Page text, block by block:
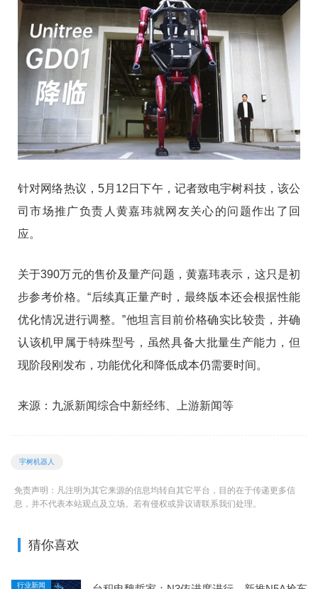
针对网络热议，5月12日下午，记者致电宇树科技，该公
司市场推广负责人黄嘉玮就网友关心的问题作出了回
应。
关于390万元的售价及量产问题，黄嘉玮表示，这只是初
步参考价格。“后续真正量产时，最终版本还会根据性能
优化情况进行调整。”他坦言目前价格确实比较贵，并确
认该机甲属于特殊型号，虽然具备大批量生产能力，但
现阶段刚发布，功能优化和降低成本仍需要时间。
来源：九派新闻综合中新经纬、上游新闻等
宇树机器人
免责声明：凡注明为其它来源的信息均转自其它平台，目的在于传递更多信
息，并不代表本站观点及立场。若有侵权或异议请联系我们处理。
猜你喜欢
行业新闻